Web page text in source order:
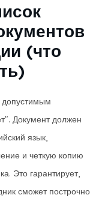
(что
допустимым
Документ должен
язык,
и четкую копию
Это гарантирует,
сможет построчно